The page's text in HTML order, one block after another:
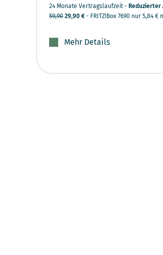
24 Monate Vertragslaufzeit - Reduzierter
59,90 29,90 € - FRITZ!Box 7690 nur 5,84 €
Mehr Details